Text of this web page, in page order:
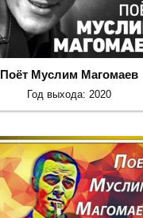
Поёт Муслим Магомаев
Год выхода: 2020